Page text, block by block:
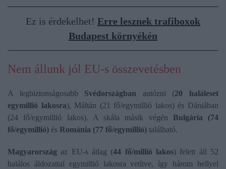
Ez is érdekelhet! Erre lesznek trafiboxok
Budapest környékén
Nem állunk jól EU-s összevetésben
A legbiztonságosabb Svédországban autózni (20 haláleset
egymillió lakosra), Máltán (21 fő/egymillió lakos) és Dániában
(24 fő/egymillió lakos). A skála másik végén Bulgária (74
fő/egymillió) és Románia (77 fő/egymillió) található.
Magyarország az EU-s átlag (44 fő/millió lakos) felett áll 52
halálos áldozattal egymillió lakosra vetítve, így három hellyel